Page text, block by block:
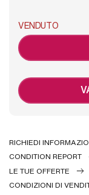
VENDUTO
RICHIEDI
CONDITION REPORT
LE TUE OFFERTE
CONDIZIONI DI